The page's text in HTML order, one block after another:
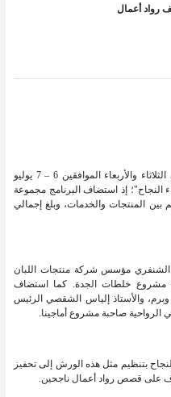
رواد أعمال
نظم مركز ريادة الأعمال بجامعة نزوى يومي الثلاثاء والأربعاء الموافقين 6 – 7 يوليو
النجاح"؛ إذ استضاف البرنامج مجموعة
المنتجات والخدمات، وبلغ إجمالي
الشنفري مؤسس شركة منتجات اللبان
مشروع خلطات الجدة. كما استضاف
والأستاذ إلياس الشقصي الرئيس
الرواحية صاحبة مشروع أماجينا.
بتنظيم مثل هذه الورش إلى تحفيز
على قصص رواد أعمال ناجحين.